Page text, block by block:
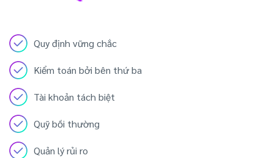
Quy định vững chắc
Kiểm toán bởi bên thứ ba
Tài khoản tách biệt
Quỹ bồi thường
Quản lý rủi ro